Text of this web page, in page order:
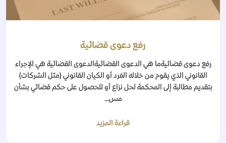
رفع دعوى قضائية
رفع دعوى قضائيةما هي الدعوى القضائيةالدعوى القضائية هي الإجراء
القانوني الذي يقوم من خلاله الفرد أو الكيان القانوني (مثل الشركات)
بتقديم مطالبة إلى المحكمة لحل نزاع أو للحصول على حكم قضائي بشأن
مس...
قراءة المزيد